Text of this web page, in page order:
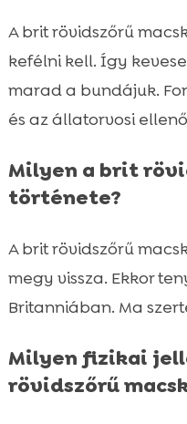
A brit rövidszőrű
kefélni kell. Így
marad a bundájuk.
és az állatorvosi
Milyen a brit
története?
A brit rövidszőrű
megy vissza. Ekkor
Britanniában. Ma
Milyen fizikai
rövidszőrű